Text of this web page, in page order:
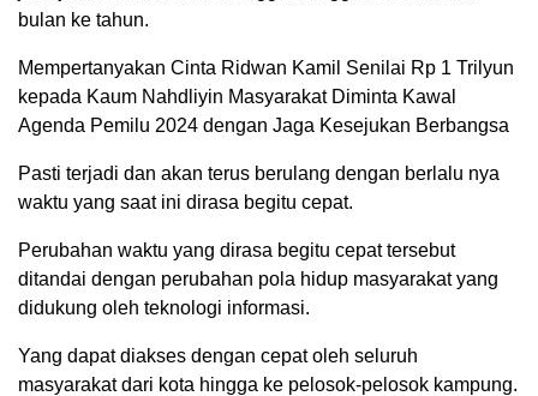
bulan ke tahun.
Mempertanyakan Cinta Ridwan Kamil Senilai Rp 1 Trilyun
kepada Kaum Nahdliyin Masyarakat Diminta Kawal
Agenda Pemilu 2024 dengan Jaga Kesejukan Berbangsa
Pasti terjadi dan akan terus berulang dengan berlalu nya
waktu yang saat ini dirasa begitu cepat.
Perubahan waktu yang dirasa begitu cepat tersebut
ditandai dengan perubahan pola hidup masyarakat yang
didukung oleh teknologi informasi.
Yang dapat diakses dengan cepat oleh seluruh
masyarakat dari kota hingga ke pelosok-pelosok kampung.